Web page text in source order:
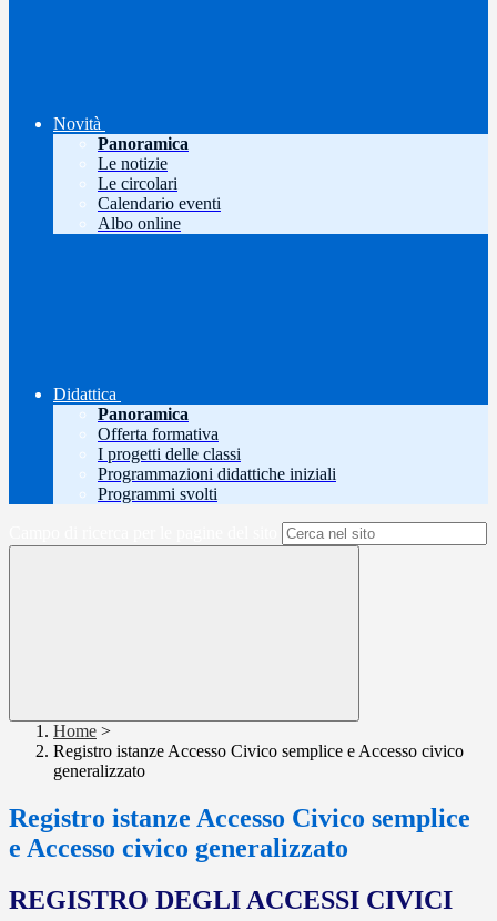
Novità
Panoramica
Le notizie
Le circolari
Calendario eventi
Albo online
Didattica
Panoramica
Offerta formativa
I progetti delle classi
Programmazioni didattiche iniziali
Programmi svolti
Home >
Registro istanze Accesso Civico semplice e Accesso civico
generalizzato
Registro istanze Accesso Civico semplice
e Accesso civico generalizzato
REGISTRO DEGLI ACCESSI CIVICI